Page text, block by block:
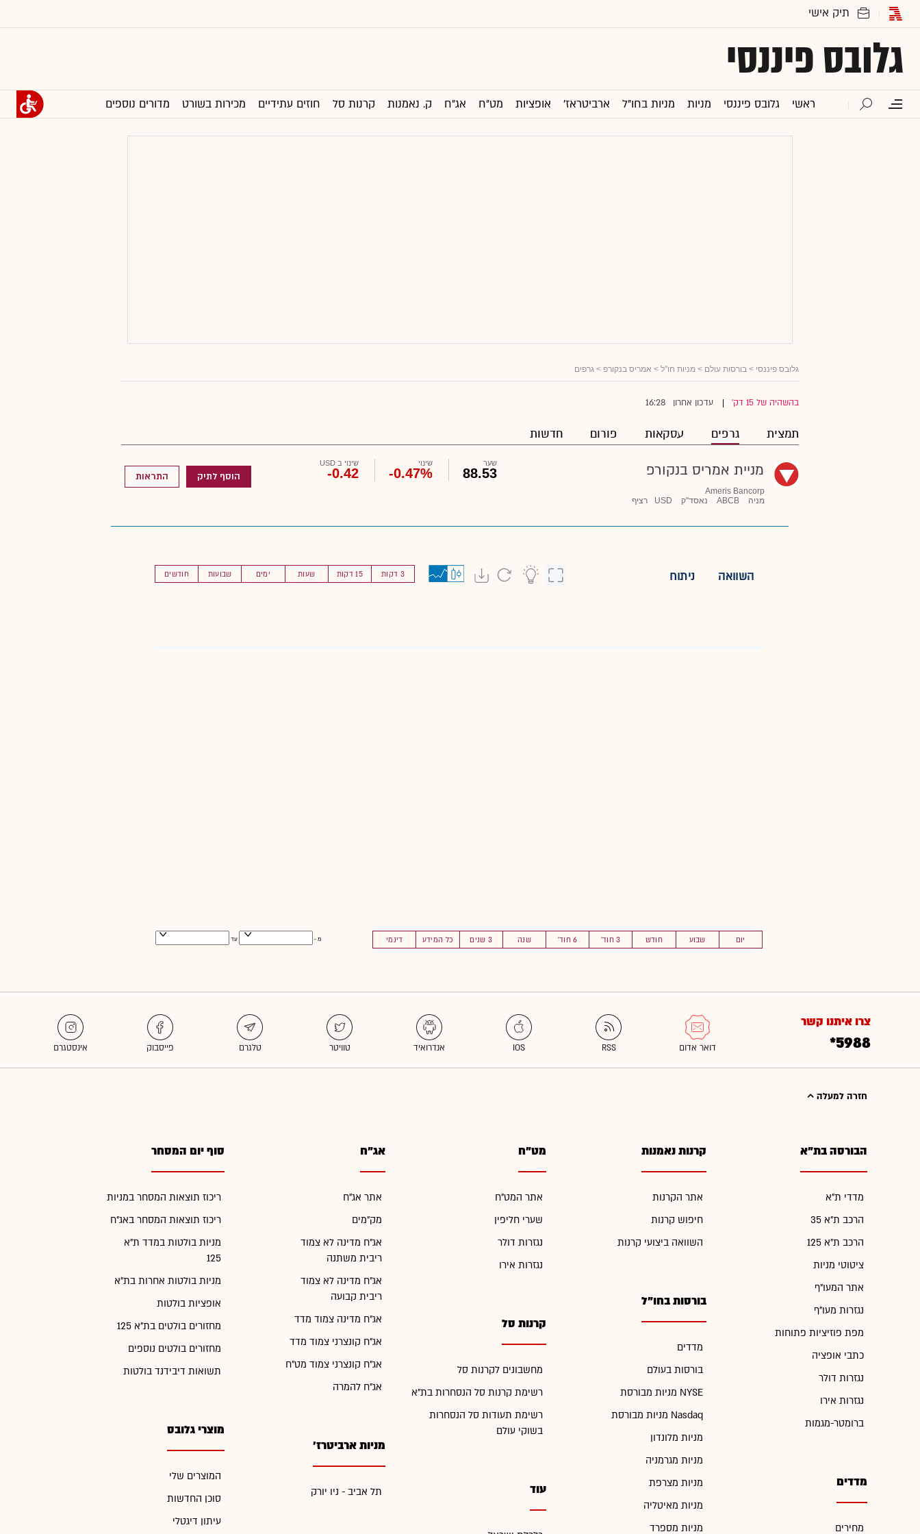
גלובס פיננסי
ראשי גלובס פיננסי מניות מניות בחו"ל ארביטראז' אופציות מט"ח אג"ח ק. נאמנות קרנות סל חוזים עתידיים מכירות בשורט מדורים נוספים
גלובס פיננסי > בורסות עולם > מניות חו"ל > אמריס בנקורפ > גרפים
בהשהיה של 15 דק' עדכון אחרון 16:28
תמצית גרפים עסקאות פורום חדשות
מניית אמריס בנקורפ
Ameris Bancorp
מניה
ABCB נאסד"ק USD רציף
שער
88.53
שינוי
-0.47%
שינוי ב USD
-0.42 הוסף לתיק התראות
חודשים שבועות ימים שעות 15 דקות 3 דקות השוואה ניתוח
יום שבוע חודש 3 חוד' 6 חוד' שנה 3 שנים כל המידע דינמי מ - עד
צרו איתנו קשר
*5988
חזרה למעלה
הבורסה בת"א
מדדי ת"א
הרכב ת"א 35
הרכב ת"א 125
ציטוטי מניות
אתר המעו"ף
נגזרות מעו"ף
מפת פוזיציות פתוחות
כתבי אופציה
נגזרות דולר
נגזרות אירו
ברומטר-מגמות
מדדים
מחירים
קרנות נאמנות
אתר הקרנות
חיפוש קרנות
השוואה ביצועי קרנות
בורסות בחו"ל
מדדים
בורסות בעולם
מניות מבורסת NYSE
מניות מבורסת Nasdaq
מניות מלונדון
מניות מגרמניה
מניות מצרפת
מניות מאיטליה
מניות מספרד
מט"ח
אתר המט"ח
שערי חליפין
נגזרות דולר
נגזרות אירו
קרנות סל
מחשבונים לקרנות סל
רשימת קרנות סל הנסחרות בת"א
רשימת תעודות סל הנסחרות
בשוקי עולם
עוד
אג"ח
אתר אג"ח
מק"מים
אג"ח מדינה לא צמוד
ריבית משתנה
אג"ח מדינה לא צמוד
ריבית קבועה
אג"ח מדינה צמוד מדד
אג"ח קונצרני צמוד מדד
אג"ח קונצרני צמוד מט"ח
אג"ח להמרה
מניות ארביטרז'
תל אביב - ניו יורק
סוף יום המסחר
ריכוז תוצאות המסחר במניות
ריכוז תוצאות המסחר באג"ח
מניות בולטות במדד ת"א
125
מניות בולטות אחרות בת"א
אופציות בולטות
מחזורים בולטים בת"א 125
מחזורים בולטים נוספים
תשואות דיבידנד בולטות
מוצרי גלובס
המוצרים שלי
סוכן החדשות
עיתון דיגטלי